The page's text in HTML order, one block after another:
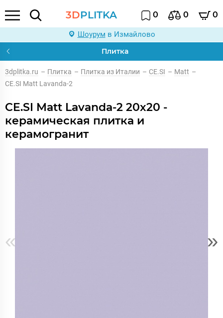
3DPLITKA 0 0 0
Шоурум в Измайлово
Плитка
3dplitka.ru – Плитка – Плитка из Италии – CE.SI – Matt –
CE.SI Matt Lavanda-2
CE.SI Matt Lavanda-2 20x20 -
керамическая плитка и
керамогранит
« »